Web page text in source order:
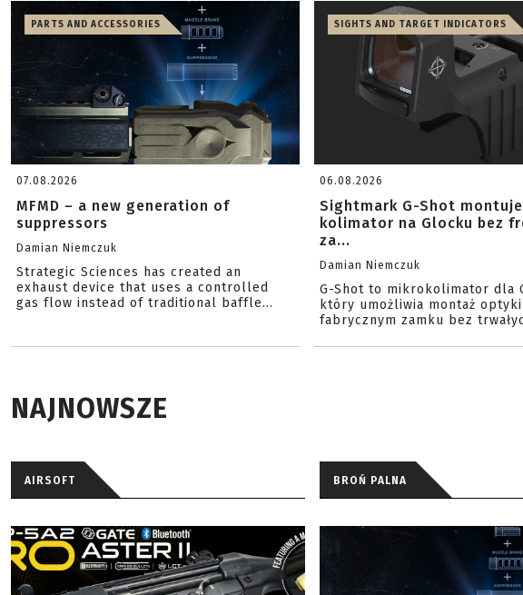
PARTS AND ACCESSORIES
07.08.2026
MFMD – a new generation of
suppressors
Damian Niemczuk
Strategic Sciences has created an
exhaust device that uses a controlled
gas flow instead of traditional baffle...
SIGHTS AND TARGET INDICATORS
06.08.2026
Sightmark G-Shot montuje
kolimator na Glocku bez
za...
Damian Niemczuk
G-Shot to mikrokolimator dla
który umożliwia montaż
fabrycznym zamku bez
NAJNOWSZE
AIRSOFT BROŃ PALNA